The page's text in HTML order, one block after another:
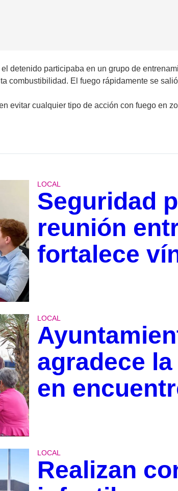
detenido participaba en un grupo de
combustibilidad. El fuego rápidamente se
evitar cualquier tipo de acción con fuego en
LOCAL
Seguridad
reunión
fortalece
LOCAL
agradece
en
LOCAL
Realizan